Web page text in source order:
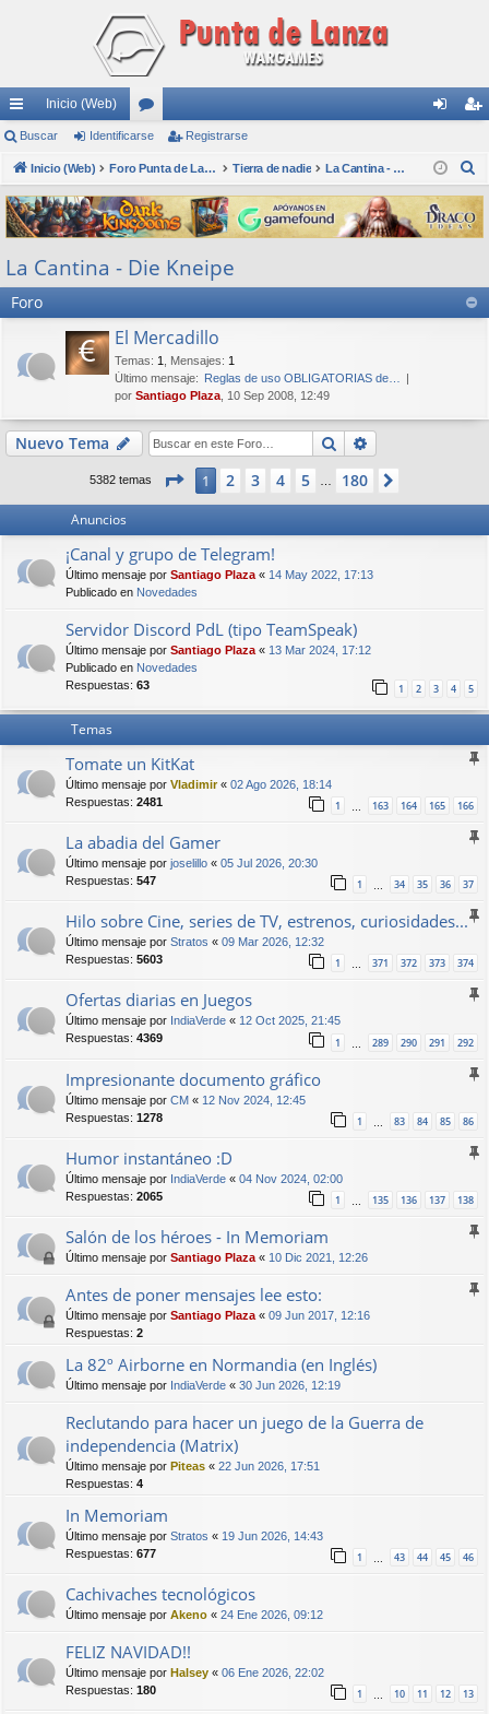
nl
ac
es
rá
pi
do
Inicio (Web)
or
os nti
fic
ar
ist
ra
rs
Buscar Identificarse Registrarse
Inicio (Web) Foro Punta de Lanza Wargames Tierra de nadie La Cantina - Die Kneipe
s
c
r
La Cantina - Die Kneipe
Foro
El Mercadillo
Temas: 1 Mensajes: 1
Último mensaje: Reglas de uso OBLIGATORIAS de…
por Santiago Plaza , 10 Sep 2008, 12:49
Nuevo Tema Buscar
5382 temas Página de 180
1 2 3 4 5 180
Anuncios
¡Canal y grupo de Telegram!
Último mensaje por Santiago Plaza « 14 May 2022, 17:13
Publicado en Novedades
Servidor Discord PdL (tipo TeamSpeak)
Último mensaje por Santiago Plaza « 13 Mar 2024, 17:12
Publicado en Novedades
Respuestas: 63 1 2 3 4 5
Temas
Tomate un KitKat
Último mensaje por Vladimir« 02 Ago 2026, 18:14
Respuestas: 2481 1 … 163 164 165 166
La abadia del Gamer
Último mensaje por joselillo « 05 Jul 2026, 20:30
Respuestas: 547 1 … 34 35 36 37
Hilo sobre Cine, series de TV, estrenos, curiosidades...
Último mensaje por Stratos « 09 Mar 2026, 12:32
Respuestas: 5603 1 … 371 372 373 374
Ofertas diarias en Juegos
Último mensaje por IndiaVerde « 12 Oct 2025, 21:45
Respuestas: 4369 1 289 290 291 292
Impresionante documento gráfico
Último mensaje por CM « 12 Nov 2024, 12:45
Respuestas: 1278 1 83 84 85 86
Humor instantáneo :D
Último mensaje por IndiaVerde « 04 Nov 2024, 02:00
Respuestas: 2065 1 135 136 137 138
Salón de los héroes - In Memoriam
Último mensaje por Santiago Plaza « 10 Dic 2021, 12:26
Antes de poner mensajes lee esto:
Último mensaje por Santiago Plaza « 09 Jun 2017, 12:16
Respuestas: 2
La 82º Airborne en Normandia (en Inglés)
Último mensaje por IndiaVerde « 30 Jun 2026, 12:19
Reclutando para hacer un juego de la Guerra de
independencia (Matrix)
Último mensaje por Piteas « 22 Jun 2026, 17:51
Respuestas: 4
In Memoriam
Último mensaje por Stratos « 19 Jun 2026, 14:43
Respuestas: 677 1 43 44 45 46
Cachivaches tecnológicos
Último mensaje por Akeno « 24 Ene 2026, 09:12
FELIZ NAVIDAD!!
Último mensaje por Halsey « 06 Ene 2026, 22:02
Respuestas: 180 1 10 11 12 13